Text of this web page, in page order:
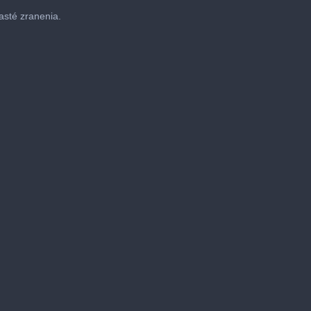
zranenia.